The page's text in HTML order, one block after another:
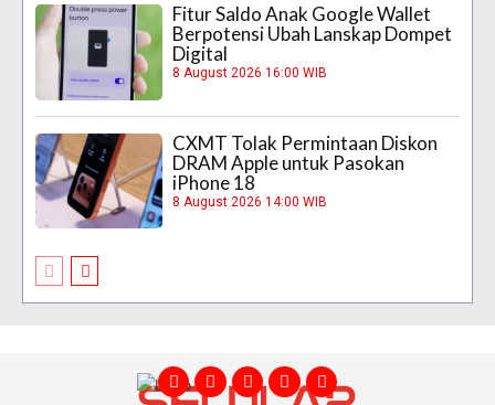
Fitur Saldo Anak Google Wallet
Berpotensi Ubah Lanskap Dompet
Digital
8 August 2026 16:00 WIB
CXMT Tolak Permintaan Diskon
DRAM Apple untuk Pasokan
iPhone 18
8 August 2026 14:00 WIB